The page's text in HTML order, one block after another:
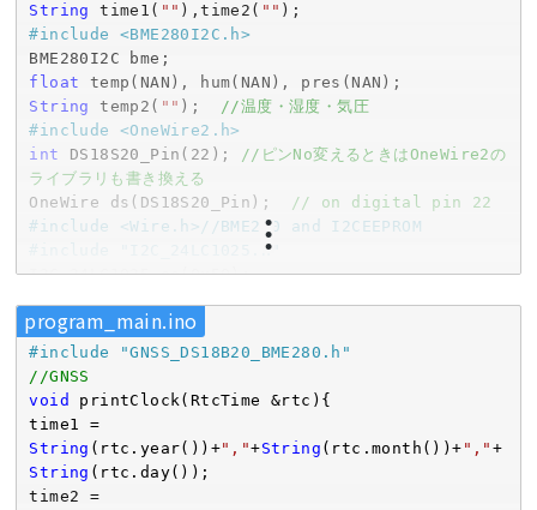
String
time1( "" ),time2( ""
#include
<BME280I2C.h>
float
String
temp2( "" ); //温度・湿度・気圧
#include
<OneWire2.h>
int
DS18S20_Pin( 22 );
//ピンNo変えるときはOneWire2の
ライブラリも書き換える
OneWire ds(DS18S20_Pin);
// on digital pin 22
#include
<Wire.h>//BME280 and I2CEEPROM
"I2C_24LC1025.h"
I2C_24LC1025 ee(0x50
);
ト
int offset1(0 ),count1( 10),wordlength1(
String
int offset2( 0 ),count2(0 ),wordlength2(
String data2(
#define SERIAL_BAUD 9600
program_main.ino
#include
"GNSS_DS18B20_BME280.h"
//GNSS
void
printClock(RtcTime &rtc){
String (rtc.year())+","+String (rtc.month())+ "," +
String (rtc.day());